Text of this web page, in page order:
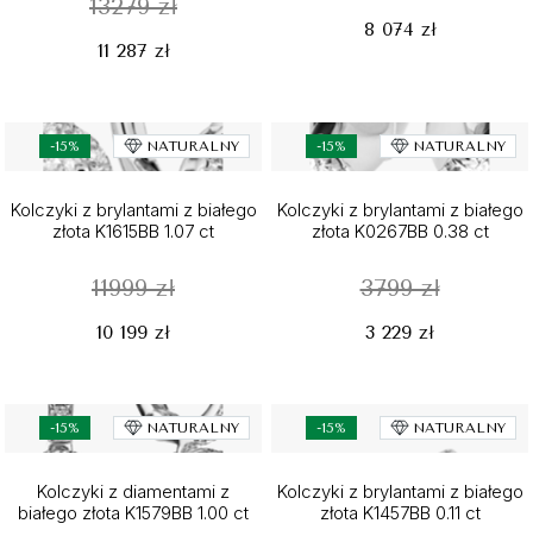
13279 zł
11 287 zł
8 074 zł
-15% NATURALNY
Kolczyki z brylantami z białego
złota K1615BB 1.07 ct
11999 zł
10 199 zł
-15% NATURALNY
Kolczyki z brylantami z białego
złota K0267BB 0.38 ct
3799 zł
3 229 zł
-15% NATURALNY
Kolczyki z diamentami z
białego złota K1579BB 1.00 ct
-15% NATURALNY
Kolczyki z brylantami z białego
złota K1457BB 0.11 ct